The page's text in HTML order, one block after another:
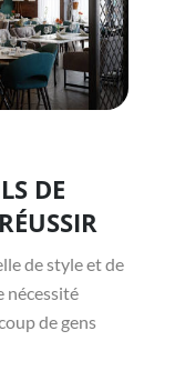
DE
de style et de
nécessité
de gens